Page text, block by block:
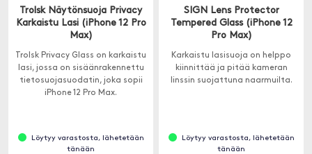
Trolsk Näytönsuoja Privacy
Karkaistu Lasi (iPhone 12 Pro
Max)
Trolsk Privacy Glass on karkaistu
lasi, jossa on sisäänrakennettu
tietosuojasuodatin, joka sopii
iPhone 12 Pro Max.
Löytyy varastosta, lähetetään
tänään
SIGN Lens Protector
Tempered Glass (iPhone 12
Pro Max)
Karkaistu lasisuoja on helppo
kiinnittää ja pitää kameran
linssin suojattuna naarmuilta.
Löytyy varastosta, lähetetään
tänään